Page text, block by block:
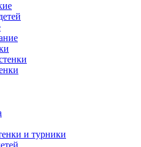
и турники